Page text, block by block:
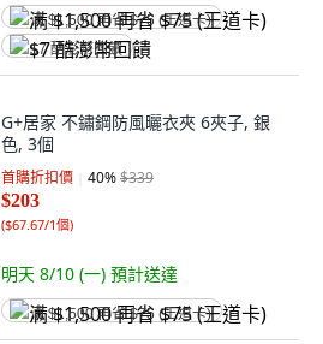
满 $1,500 再省 $75 (王道卡)
$7 酷澎幣回饋
G+居家 不鏽鋼防風曬衣夾 6夾子, 銀
色, 3個
首購折扣價 40%$339
$203
($67.67/1個)
明天 8/10 (一) 預計送達
满 $1,500 再省 $75 (王道卡)